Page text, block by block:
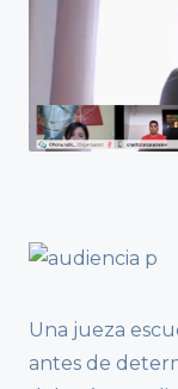
Una jueza
antes de